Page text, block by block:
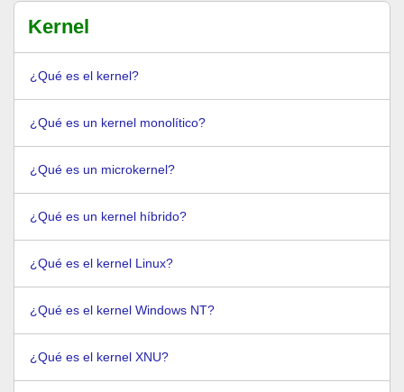
Kernel
¿Qué es el kernel?
¿Qué es un kernel monolítico?
¿Qué es un microkernel?
¿Qué es un kernel híbrido?
¿Qué es el kernel Linux?
¿Qué es el kernel Windows NT?
¿Qué es el kernel XNU?